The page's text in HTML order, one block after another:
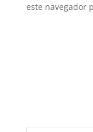
este navegador